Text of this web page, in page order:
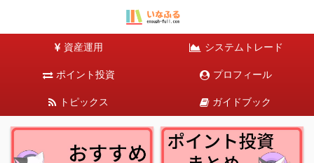
資産運用 システムトレード
ポイント投資 プロフィール
トピックス ガイドブック